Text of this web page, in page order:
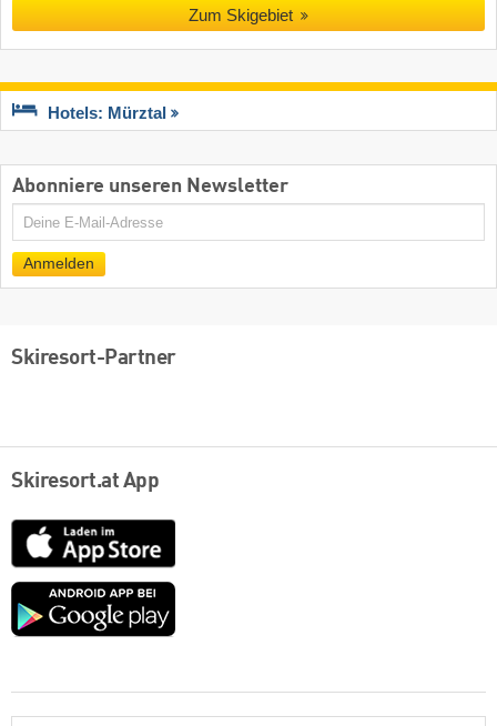
Zum Skigebiet
Hotels: Mürztal
Abonniere unseren Newsletter
E-
Mail
Anmelden
Skiresort-Partner
Skiresort.at App
App
Store
Google